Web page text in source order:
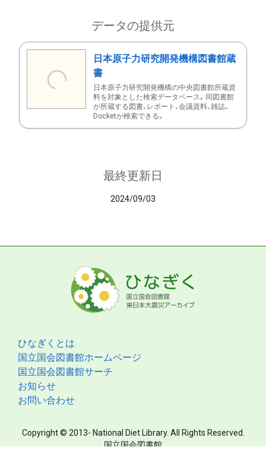
データの提供元
日本原子力研究開発機構図書館蔵
書
日本原子力研究開発機構の中央図書館所蔵資
料を対象とした検索データベース。同図書館
が所蔵する図書、レポート、会議資料、雑誌、
Docketが検索できる。
最終更新日
2024/09/03
ひなぎくとは
国立国会図書館ホームページ
国立国会図書館サーチ
お知らせ
お問い合わせ
Copyright © 2013- National Diet Library. All Rights Reserved.